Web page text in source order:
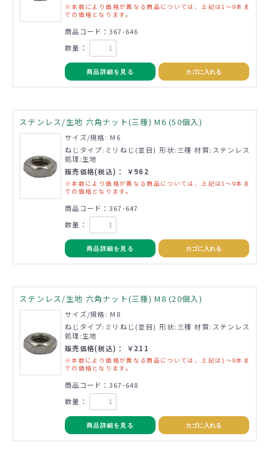
※本数により価格が異なる商品については、上記は1～9本ま
での価格となります。
商品コード：367-646
数量：
商品詳細を見る カゴに入れる
ステンレス/生地 六角ナット(三種) M6 (50個入)
サイズ/規格: M6
ねじタイプ:ミリねじ(並目) 形状:三種 材質:ステンレス
処理:生地
販売価格(税込)： ￥962
※本数により価格が異なる商品については、上記は1～9本ま
での価格となります。
商品コード：367-647
数量：
商品詳細を見る カゴに入れる
ステンレス/生地 六角ナット(三種) M8 (20個入)
サイズ/規格: M8
ねじタイプ:ミリねじ(並目) 形状:三種 材質:ステンレス
処理:生地
販売価格(税込)： ￥211
※本数により価格が異なる商品については、上記は1～9本ま
での価格となります。
商品コード：367-648
数量：
商品詳細を見る カゴに入れる